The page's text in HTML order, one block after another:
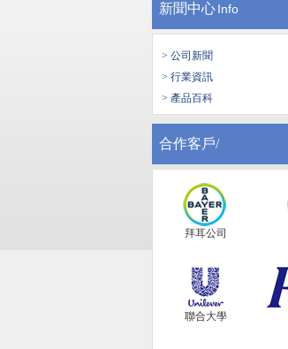
新聞中心Info
> 公司新聞
> 行業資訊
> 產品百科
合作客戶/
拜耳公司
聯合大學